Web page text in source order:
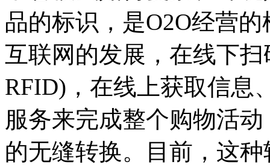
品的标识，是O2O经营
互联网的发展，在线下
RFID)，在线上获取信息
服务来完成整个购物活
的无缝转换。目前，这